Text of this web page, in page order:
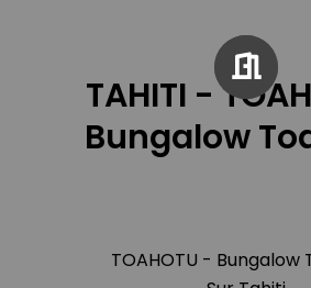
TAHITI -
Bungalow
TOAHOTU - Bungalow